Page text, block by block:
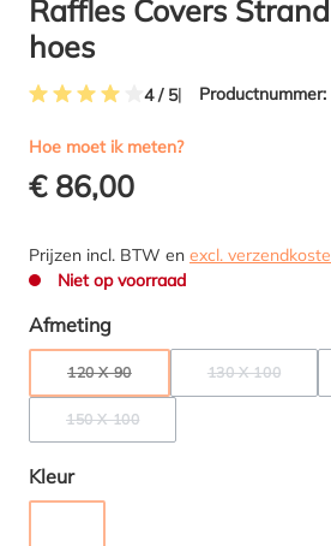
Raffles Covers
hoes
4 / 5 Productnummer:
Hoe moet ik meten?
€ 86,00
Prijzen incl. BTW en excl.
Niet op voorraad
Selecteer
Afmeting
120 X 90(DEZE OPTIE IS MOMENTEEL NIET
130 X 100(DEZE OPTIE
150 X 100(DEZE OPTIE IS MOMENTEEL NIET
Selecteer
Kleur